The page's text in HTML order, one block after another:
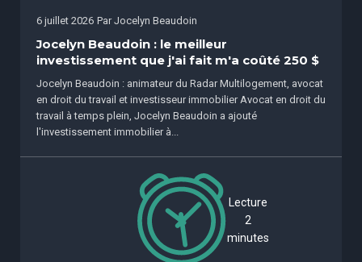
6 juillet 2026 Par Jocelyn Beaudoin
Jocelyn Beaudoin : le meilleur
investissement que j'ai fait m'a coûté 250 $
Jocelyn Beaudoin : animateur du Radar Multilogement, avocat
en droit du travail et investisseur immobilier Avocat en droit du
travail à temps plein, Jocelyn Beaudoin a ajouté
l'investissement immobilier à...
Lecture
2
minutes